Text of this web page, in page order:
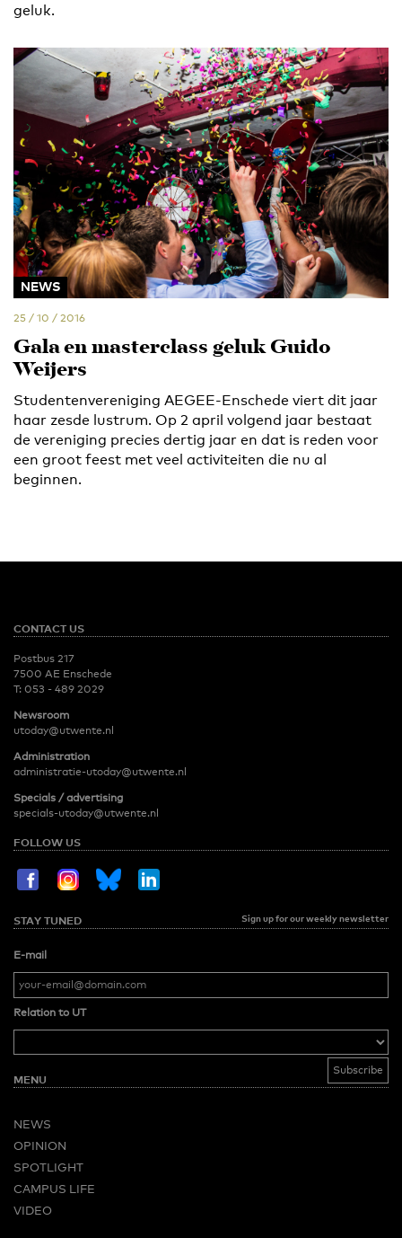
geluk.
NEWS
25 / 10 / 2016
Gala en masterclass geluk Guido
Weijers
Studentenvereniging AEGEE-Enschede viert dit jaar
haar zesde lustrum. Op 2 april volgend jaar bestaat
de vereniging precies dertig jaar en dat is reden voor
een groot feest met veel activiteiten die nu al
beginnen.
CONTACT US
Postbus 217
7500 AE Enschede
T: 053 - 489 2029
Newsroom
utoday@utwente.nl
Administration
administratie-utoday@utwente.nl
Specials / advertising
specials-utoday@utwente.nl
FOLLOW US
STAY TUNED Sign up for our weekly newsletter
E-mail
Relation to UT
MENU
NEWS
OPINION
SPOTLIGHT
CAMPUS LIFE
VIDEO